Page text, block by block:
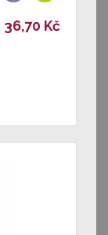
36,70 Kč